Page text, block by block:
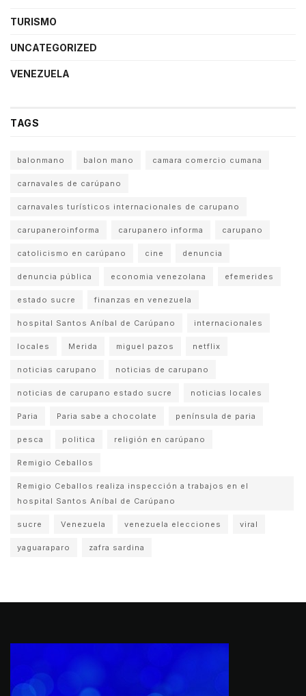
TURISMO
UNCATEGORIZED
VENEZUELA
TAGS
balonmano balon mano camara comercio cumana
carnavales de carúpano
carnavales turísticos internacionales de carupano
carupaneroinforma carupanero informa carupano
catolicismo en carúpano cine denuncia
denuncia pública economia venezolana efemerides
estado sucre finanzas en venezuela
hospital Santos Aníbal de Carúpano internacionales
locales Merida miguel pazos netflix
noticias carupano noticias de carupano
noticias de carupano estado sucre noticias locales
Paria Paria sabe a chocolate península de paria
pesca politica religión en carúpano
Remigio Ceballos
Remigio Ceballos realiza inspección a trabajos en el
hospital Santos Aníbal de Carúpano
sucre Venezuela venezuela elecciones viral
yaguaraparo zafra sardina